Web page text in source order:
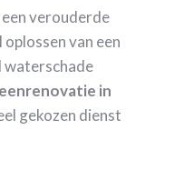
verouderde
van een
waterschade
in
gekozen dienst